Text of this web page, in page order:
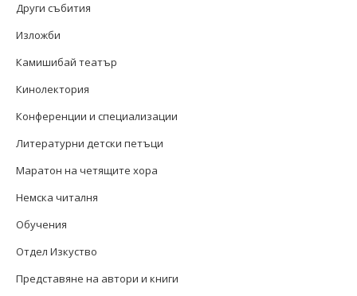
Други събития
Изложби
Камишибай театър
Кинолектория
Конференции и специализации
Литературни детски петъци
Маратон на четящите хора
Немска читалня
Обучения
Отдел Изкуство
Представяне на автори и книги